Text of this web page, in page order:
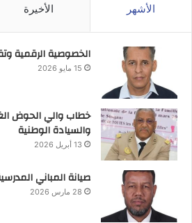
الأشهر الأخيرة
الخصوصية الرقمية
15 مايو 2026
خطاب والي الحوض
والسيادة الوطنية
13 أبريل 2026
صيانة المباني
28 مارس 2026